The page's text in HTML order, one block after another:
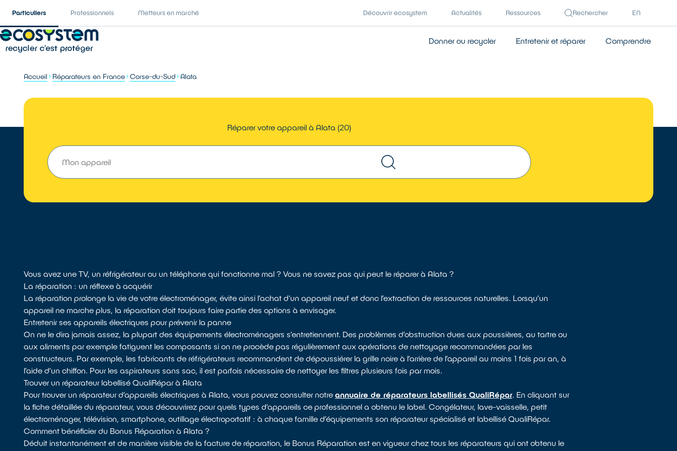
Particuliers Professionnels Metteurs en marché Découvrir ecosystem Actualités Ressources Rechercher EN
Donner ou recycler Entretenir et réparer Comprendre
Accueil Réparateurs en France Corse-du-Sud Alata
Réparer votre appareil à Alata (20)
Vous avez une TV, un réfrigérateur ou un téléphone qui fonctionne mal ? Vous ne savez pas qui peut le réparer à Alata ?
La réparation : un réflexe à acquérir
La réparation prolonge la vie de votre électroménager, évite ainsi l’achat d'un appareil neuf et donc l’extraction de ressources naturelles. Lorsqu’un
appareil ne marche plus, la réparation doit toujours faire partie des options à envisager.
Entretenir ses appareils électriques pour prévenir la panne
On ne le dira jamais assez, la plupart des équipements électroménagers s’entretiennent. Des problèmes d’obstruction dues aux poussières, au tartre ou
aux aliments par exemple fatiguent les composants si on ne procède pas régulièrement aux opérations de nettoyage recommandées par les
constructeurs. Par exemple, les fabricants de réfrigérateurs recommandent de dépoussiérer la grille noire à l’arrière de l’appareil au moins 1 fois par an, à
l’aide d’un chiffon. Pour les aspirateurs sans sac, il est parfois nécessaire de nettoyer les filtres plusieurs fois par mois.
Trouver un réparateur labellisé QualiRépar à Alata
Pour trouver un réparateur d’appareils électriques à Alata, vous pouvez consulter notreannuaire de réparateurs labellisés QualiRépar. En cliquant sur
la fiche détaillée du réparateur, vous découvrirez pour quels types d’appareils ce professionnel a obtenu le label. Congélateur, lave-vaisselle, petit
électroménager, télévision, smartphone, outillage électroportatif : à chaque famille d’équipements son réparateur spécialisé et labellisé QualiRépar.
Comment bénéficier du Bonus Réparation à Alata ?
Déduit instantanément et de manière visible de la facture de réparation, le Bonus Réparation est en vigueur chez tous les réparateurs qui ont obtenu le